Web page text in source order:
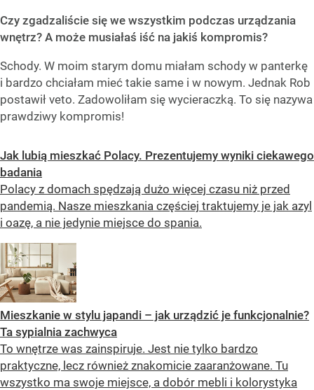
Czy zgadzaliście się we wszystkim podczas urządzania
wnętrz? A może musiałaś iść na jakiś kompromis?
Schody. W moim starym domu miałam schody w panterkę
i bardzo chciałam mieć takie same i w nowym. Jednak Rob
postawił veto. Zadowoliłam się wycieraczką. To się nazywa
prawdziwy kompromis!
Jak lubią mieszkać Polacy. Prezentujemy wyniki ciekawego
badania
Polacy z domach spędzają dużo więcej czasu niż przed
pandemią. Nasze mieszkania częściej traktujemy je jak azyl
i oazę, a nie jedynie miejsce do spania.
Mieszkanie w stylu japandi – jak urządzić je funkcjonalnie?
Ta sypialnia zachwyca
To wnętrze was zainspiruje. Jest nie tylko bardzo
praktyczne, lecz również znakomicie zaaranżowane. Tu
wszystko ma swoje miejsce, a dobór mebli i kolorystyka